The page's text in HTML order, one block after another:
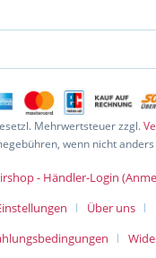
Mehrwertsteuer zzgl.
wenn nicht
- Händler-Login
Über uns